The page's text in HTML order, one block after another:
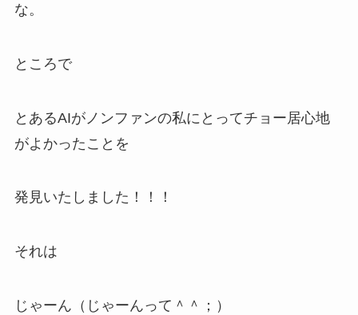
な。
ところで
とあるAIがノンファンの私にとってチョー居心地
がよかったことを
発見いたしました！！！
それは
じゃーん（じゃーんって＾＾；）